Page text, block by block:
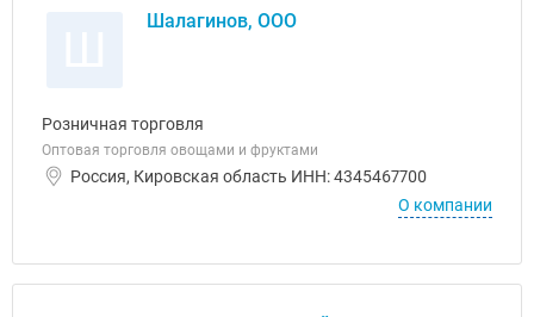
Шалагинов, ООО
Розничная торговля
Оптовая торговля овощами и фруктами
Россия, Кировская область ИНН: 4345467700
О компании